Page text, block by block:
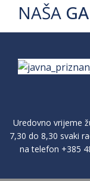
NAŠA
Uredovno vrijeme
7,30 do 8,30 svaki
na telefon +385